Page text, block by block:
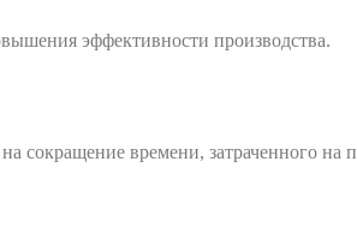
эффективности производства.
сокращение времени, затраченного